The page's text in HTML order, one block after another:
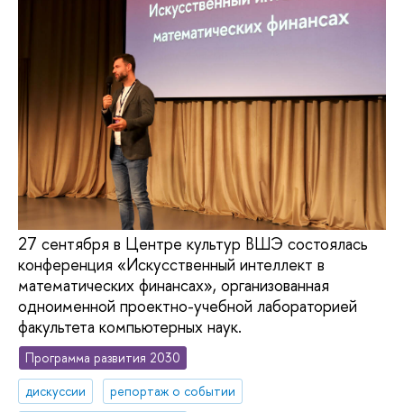
27 сентября в Центре культур ВШЭ состоялась
конференция «Искусственный интеллект в
математических финансах», организованная
одноименной проектно-учебной лабораторией
факультета компьютерных наук.
Программа развития 2030
дискуссии
репортаж о событии